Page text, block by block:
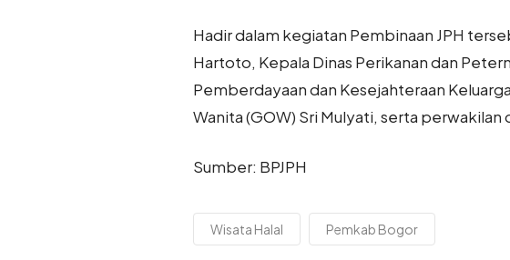
Hadir dalam kegiatan Pembinaan JPH
Hartoto, Kepala Dinas Perikanan dan
Pemberdayaan dan Kesejahteraan
Wanita (GOW) Sri Mulyati, serta
Sumber: BPJPH
Wisata Halal Pemkab Bogor